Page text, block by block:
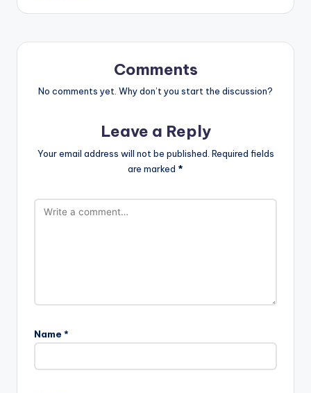
Comments
Leave a Reply
Your email address will not be published.